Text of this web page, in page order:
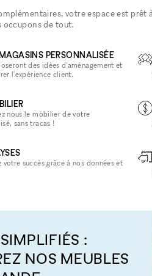
votre espace est
occupons de tout.
PERSONNALISÉE
des idées d'aménagement et
l'expérience client.
nous le mobilier de votre
sans tracas !
votre succès grâce à nos données et
:
NOS MEUBLES